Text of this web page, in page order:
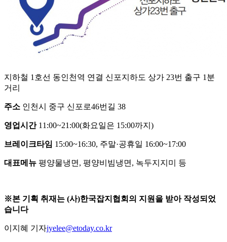
지하철 1호선 동인천역 연결 신포지하도 상가 23번 출구 1분
거리
주소 인천시 중구 신포로46번길 38
영업시간11:00~21:00(화요일은 15:00까지)
브레이크타임 15:00~16:30, 주말·공휴일 16:00~17:00
대표메뉴 평양물냉면, 평양비빔냉면, 녹두지지미 등
※본 기획 취재는 (사)한국잡지협회의 지원을 받아 작성되었
습니다
이지혜 기자jyelee@etoday.co.kr